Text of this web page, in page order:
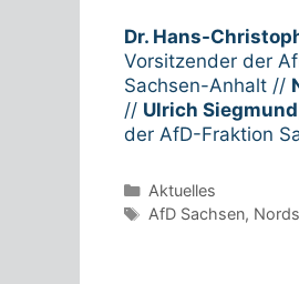
Dr. Hans-
Vorsitzender der
Sachsen-Anhalt //
// Ulrich Siegmund
der AfD-Fraktion
Kategorien
Aktuelles
Schlagwörter
AfD Sachsen,